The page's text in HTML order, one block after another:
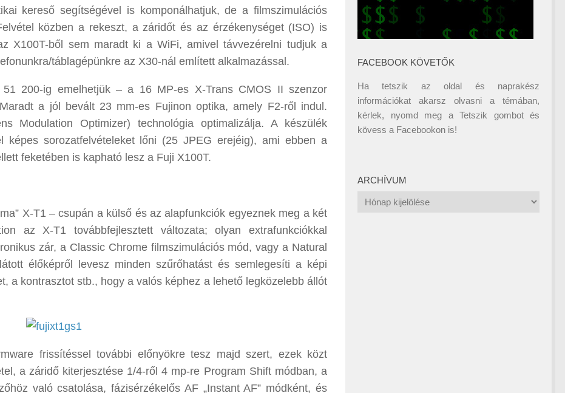
kereső segítségével is komponálhatjuk, de a filmszimulációs
közben a rekeszt, a záridőt és az érzékenységet (ISO) is
X100T-ből sem maradt ki a WiFi, amivel távvezérelni tudjuk a
táblagépünkre az X30-nál említett alkalmazással.
200-ig emelhetjük – a 16 MP-es X-Trans CMOS II szenzor
a jól bevált 23 mm-es Fujinon optika, amely F2-ről indul.
Modulation Optimizer) technológia optimalizálja. A készülék
képes sorozatfelvételeket lőni (25 JPEG erejéig), ami ebben a
feketében is kapható lesz a Fuji X100T.
X-T1 – csupán a külső és az alapfunkciók egyeznek meg a két
az X-T1 továbbfejlesztett változata; olyan extrafunkciókkal
zár, a Classic Chrome filmszimulációs mód, vagy a Natural
élőképről levesz minden szűrőhatást és semlegesíti a képi
a kontrasztot stb., hogy a valós képhez a lehető legközelebb állót
frissítéssel további előnyökre tesz majd szert, ezek közt
a záridő kiterjesztése 1/4-ről 4 mp-re Program Shift módban, a
való csatolása, fázisérzékelős AF „Instant AF” módként, és
FACEBOOK KÖVETŐK
Ha tetszik az oldal és naprakész
információkat akarsz olvasni a témában,
kérlek, nyomd meg a Tetszik gombot és
kövess a Facebookon is!
ARCHÍVUM
Archívum